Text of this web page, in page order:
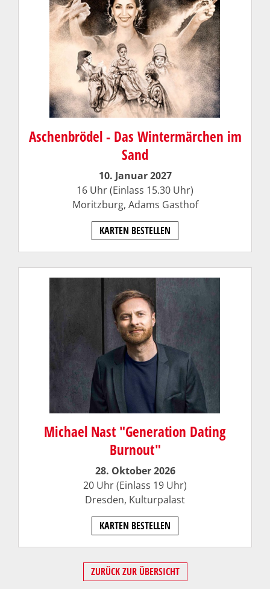
Aschenbrödel - Das Wintermärchen im
Sand
10. Januar 2027
16 Uhr (Einlass 15.30 Uhr)
Moritzburg, Adams Gasthof
KARTEN BESTELLEN
Michael Nast "Generation Dating
Burnout"
28. Oktober 2026
20 Uhr (Einlass 19 Uhr)
Dresden, Kulturpalast
KARTEN BESTELLEN
ZURÜCK ZUR ÜBERSICHT